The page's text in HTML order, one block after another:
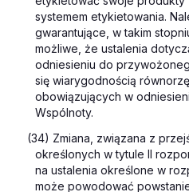
systemem etykietowania.
gwarantujące, w takim
możliwe, że ustalenia
odniesieniu do
się wiarygodnością
obowiązujących w
Wspólnoty.
(34) Zmiana, związana z
określonych w tytule II
na ustalenia określone w
może powodować